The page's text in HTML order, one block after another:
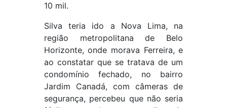
10 mil.
Silva teria ido a Nova Lima, na
região metropolitana de Belo
Horizonte, onde morava Ferreira, e
ao constatar que se tratava de um
condomínio fechado, no bairro
Jardim Canadá, com câmeras de
segurança, percebeu que não seria